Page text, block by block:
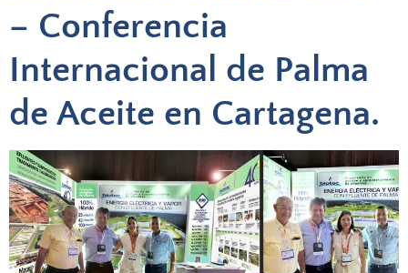
– Conferencia
Internacional de Palma
de Aceite en Cartagena.